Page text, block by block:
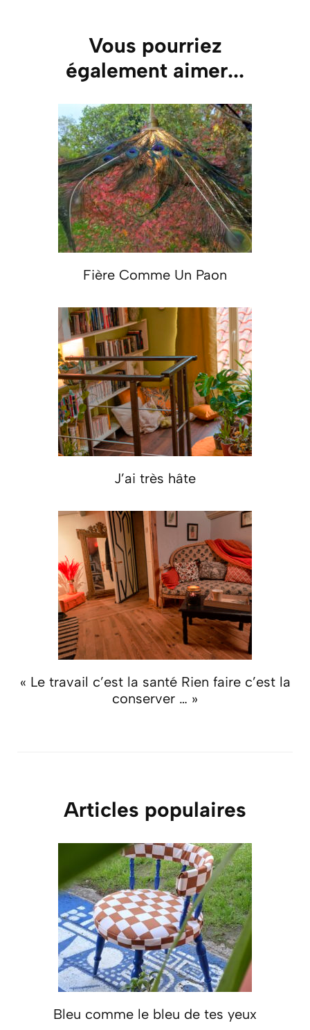
Vous pourriez
également aimer...
Fière Comme Un Paon
J’ai très hâte
« Le travail c’est la santé Rien faire c’est la
conserver … »
Articles populaires
Bleu comme le bleu de tes yeux